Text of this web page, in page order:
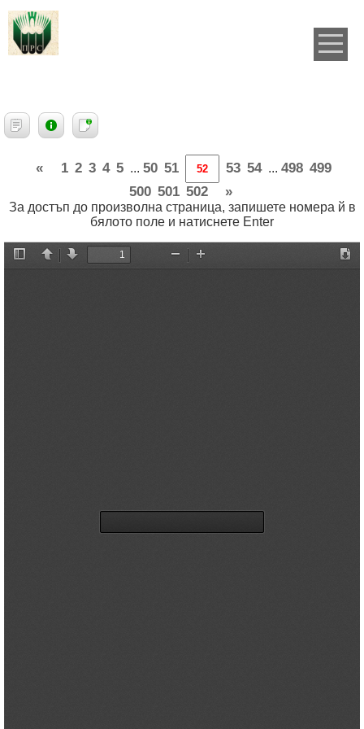
« 1 2 3 4 5 ... 50 51 53 54 ... 498 499
500 501 502 »
За достъп до произволна страница, запишете номера й в
бялото поле и натиснете Enter